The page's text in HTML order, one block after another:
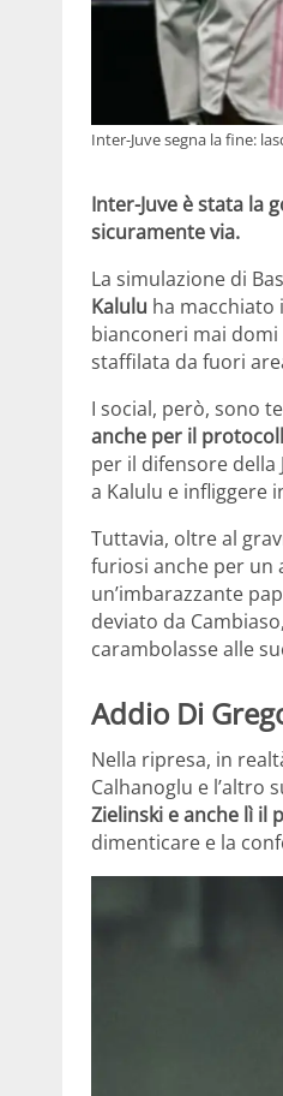
Inter-Juve segna la fine:
Inter-Juve è stata la
sicuramente via.
La simulazione di
Kalulu ha macchiato
bianconeri mai domi
staffilata da fuori
I social, però, sono
anche per il
per il difensore
a Kalulu e infliggere
Tuttavia, oltre al
furiosi anche per un
un’imbarazzante
deviato da
carambolasse alle
Addio Di
Nella ripresa, in
Calhanoglu e l’altro
Zielinski e anche lì il
dimenticare e la